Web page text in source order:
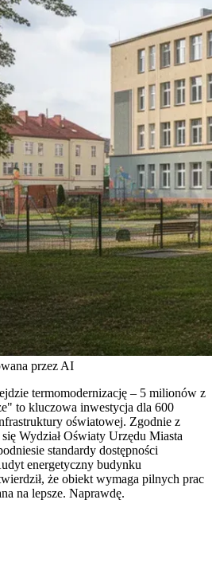
przez AI
termomodernizację – 5 milionów z
to kluczowa inwestycja dla 600
oświatowej. Zgodnie z
Wydział Oświaty Urzędu Miasta
standardy dostępności
energetyczny budynku
że obiekt wymaga pilnych prac
na lepsze. Naprawdę.